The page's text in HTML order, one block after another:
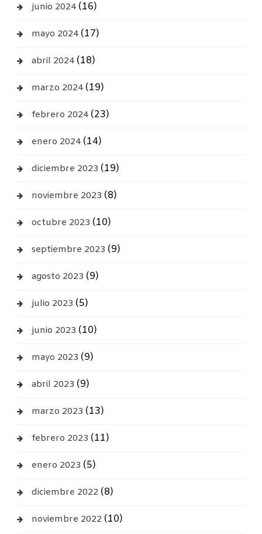
junio 2024(16)
mayo 2024(17)
abril 2024(18)
marzo 2024(19)
febrero 2024(23)
enero 2024(14)
diciembre 2023 (19)
noviembre 2023 (8)
octubre 2023 (10)
septiembre 2023 (9)
agosto 2023 (9)
julio 2023 (5)
junio 2023 (10)
mayo 2023 (9)
abril 2023 (9)
marzo 2023 (13)
febrero 2023 (11)
enero 2023 (5)
diciembre 2022 (8)
noviembre 2022 (10)